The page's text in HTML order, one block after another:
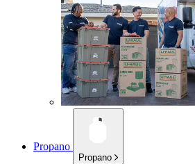
Propano
Propano